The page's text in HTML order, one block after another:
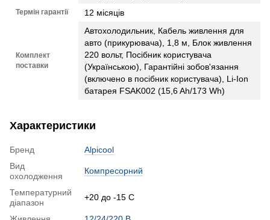
Термін гарантії 12 місяців
Комплект
поставки
Автохолодильник, Кабель живлення для
авто (прикурювача), 1,8 м, Блок живлення
220 вольт, Посібник користувача
(Українською), Гарантійні зобов'язання
(включено в посібник користувача), Li-Ion
батарея FSAK002 (15,6 Ah/173 Wh)
Характеристики
Бренд
Alpicool
Вид
охолодження
Компресорний
Температурний
діапазон
+20 до -15 С